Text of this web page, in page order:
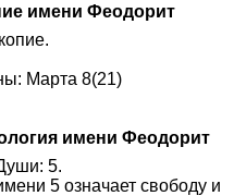
имени Феодорит
Марта 8(21)
имени Феодорит
5.
5 означает свободу и